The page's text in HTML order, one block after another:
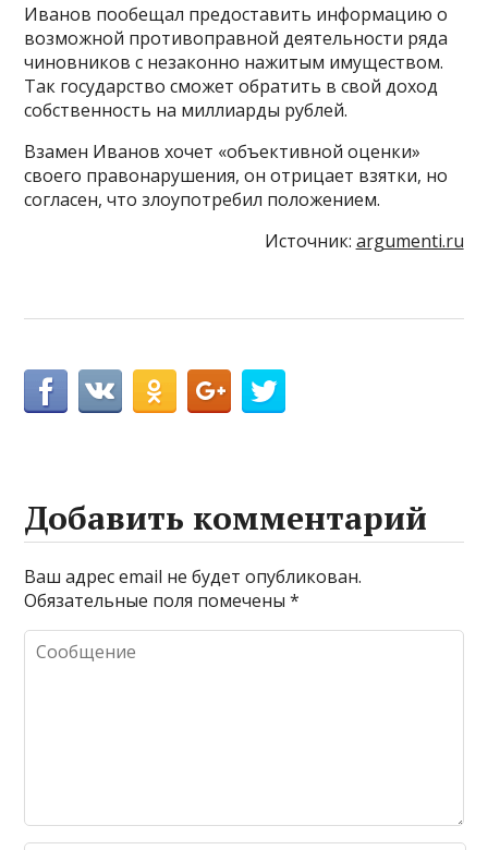
Иванов пообещал предоставить информацию о
возможной противоправной деятельности ряда
чиновников с незаконно нажитым имуществом.
Так государство сможет обратить в свой доход
собственность на миллиарды рублей.
Взамен Иванов хочет «объективной оценки»
своего правонарушения, он отрицает взятки, но
согласен, что злоупотребил положением.
Источник: argumenti.ru
Добавить комментарий
Ваш адрес email не будет опубликован.
Обязательные поля помечены*